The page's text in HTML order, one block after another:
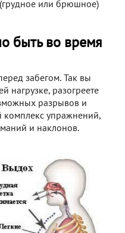
(грудное или брюшное)
быть во время
забегом. Так вы
нагрузке, разогреете
разрывов и
комплекс упражнений,
и наклонов.